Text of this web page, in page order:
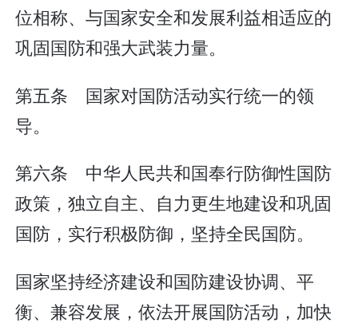
位相称、与国家安全和发展利益相适应的
巩固国防和强大武装力量。
第五条 国家对国防活动实行统一的领
导。
第六条 中华人民共和国奉行防御性国防
政策，独立自主、自力更生地建设和巩固
国防，实行积极防御，坚持全民国防。
国家坚持经济建设和国防建设协调、平
衡、兼容发展，依法开展国防活动，加快